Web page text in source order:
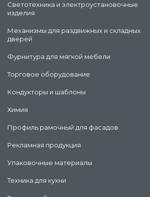
Светотехника и электроустановочные
изделия
Механизмы для раздвижных и складных
дверей
Фурнитура для мягкой мебели
Торговое оборудование
Кондукторы и шаблоны
Химия
Профиль рамочный для фасадов
Рекламная продукция
Упаковочные материалы
Техника для кухни